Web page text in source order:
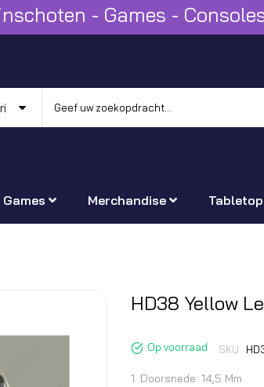
- Games -
Games Merchandise
begin
HD38 Yellow
Op voorraad SKU
1. Doorsnede: 14,5 Mm